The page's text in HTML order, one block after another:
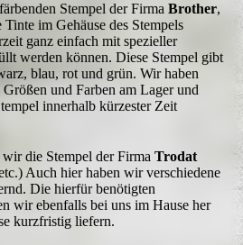
Stempel der Firma Brother,
im Gehäuse des Stempels
ganz einfach mit spezieller
werden können. Diese Stempel gibt
blau, rot und grün. Wir haben
und Farben am Lager und
innerhalb kürzester Zeit
die Stempel der Firma Trodat
Auch hier haben wir verschiedene
Die hierfür benötigten
wir ebenfalls bei uns im Hause her
kurzfristig liefern.